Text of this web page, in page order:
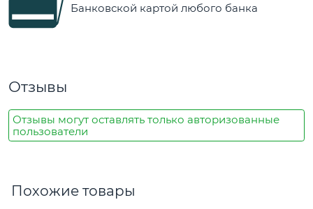
Банковской картой любого банка
Отзывы
Отзывы могут оставлять только авторизованные
пользователи
Похожие товары